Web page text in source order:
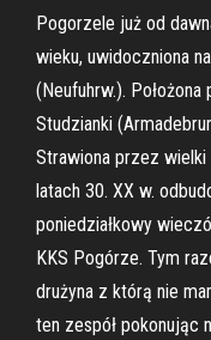
Pogorzele już od
wieku, uwidoczniona
(Neufuhrw.).
Studzianki
Strawiona przez wielki
latach 30. XX w.
poniedziałkowy
KKS Pogórze. Tym
drużyna z którą nie
ten zespół pokonując